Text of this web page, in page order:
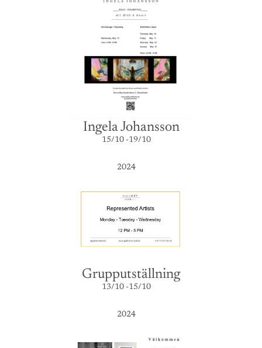
Ingela Johansson
15/10 -19/10
2024
Grupputställning
13/10 -15/10
2024